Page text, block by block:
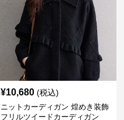
¥10,680 (税込)
ニットカーディガン 煌めき装飾
フリルツイードカーディガン